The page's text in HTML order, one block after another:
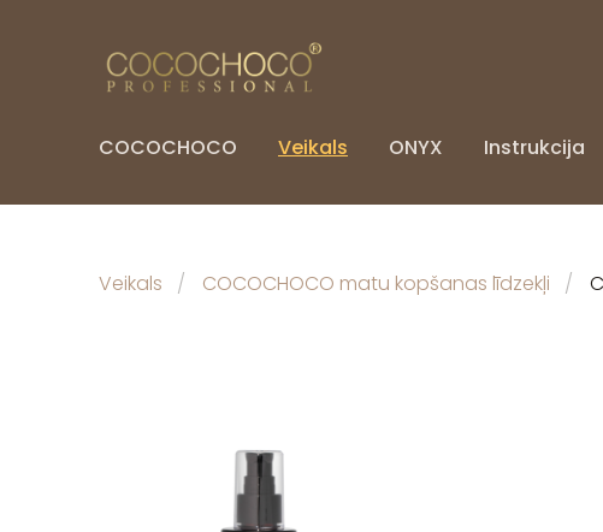
COCOCHOCO Veikals ONYX Instrukcija
Veikals COCOCHOCO matu kopšanas līdzekļi